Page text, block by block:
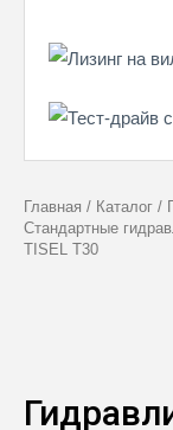
Главная / Каталог /
Стандартные
TISEL T30